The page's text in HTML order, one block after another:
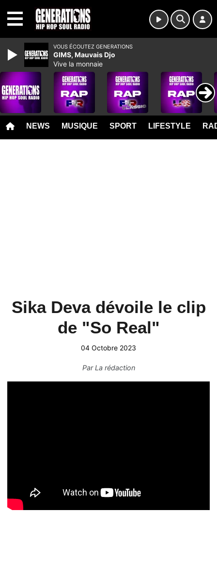
NEWS MUSIQUE SPORT LIFESTYLE
Sika Deva dévoile le clip
de "So Real"
04 Octobre 2023
ParLa rédaction
VOUS ÉCOUTEZ GENERATIONS
GIMS, Mauvais Djo
Vive la monnaie